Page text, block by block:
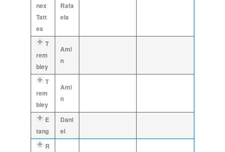
nex
Tatt
es
Rafa
ela
T
rem
bley
Ami
n
T
rem
bley
Ami
n
E
tang
Dani
el
R